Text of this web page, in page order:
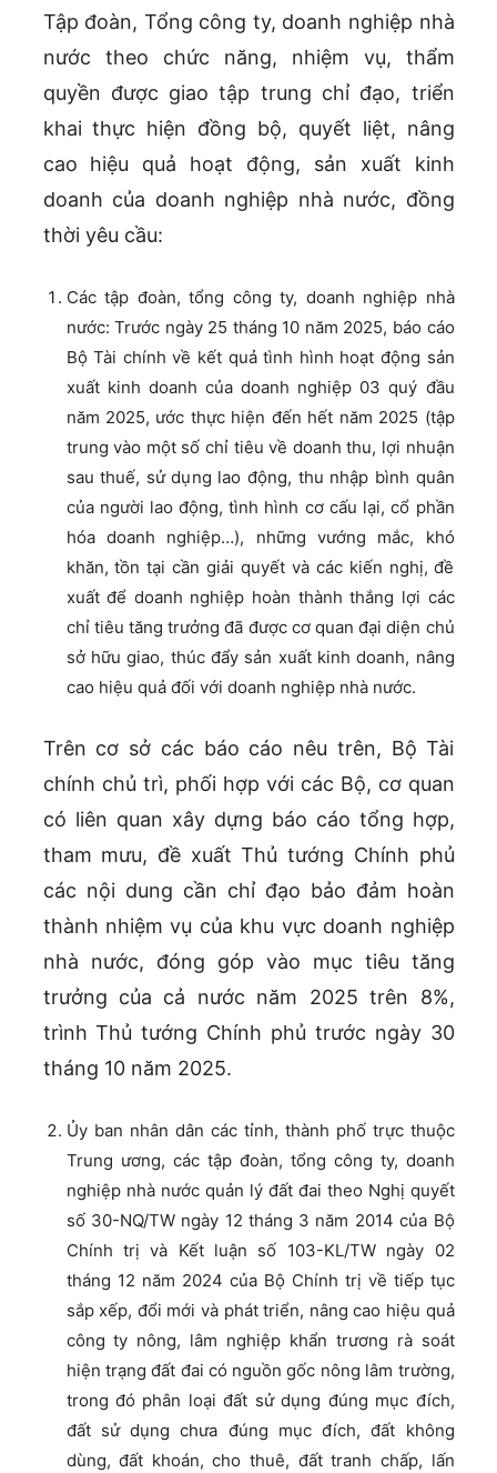
Tập đoàn, Tổng công ty, doanh nghiệp nhà
nước theo chức năng, nhiệm vụ, thẩm
quyền được giao tập trung chỉ đạo, triển
khai thực hiện đồng bộ, quyết liệt, nâng
cao hiệu quả hoạt động, sản xuất kinh
doanh của doanh nghiệp nhà nước, đồng
thời yêu cầu:
Các tập đoàn, tổng công ty, doanh nghiệp nhà
nước: Trước ngày 25 tháng 10 năm 2025, báo cáo
Bộ Tài chính về kết quả tình hình hoạt động sản
xuất kinh doanh của doanh nghiệp 03 quý đầu
năm 2025, ước thực hiện đến hết năm 2025 (tập
trung vào một số chỉ tiêu về doanh thu, lợi nhuận
sau thuế, sử dụng lao động, thu nhập bình quân
của người lao động, tình hình cơ cấu lại, cổ phần
hóa doanh nghiệp…), những vướng mắc, khó
khăn, tồn tại cần giải quyết và các kiến nghị, đề
xuất để doanh nghiệp hoàn thành thắng lợi các
chỉ tiêu tăng trưởng đã được cơ quan đại diện chủ
sở hữu giao, thúc đẩy sản xuất kinh doanh, nâng
cao hiệu quả đối với doanh nghiệp nhà nước.
Trên cơ sở các báo cáo nêu trên, Bộ Tài
chính chủ trì, phối hợp với các Bộ, cơ quan
có liên quan xây dựng báo cáo tổng hợp,
tham mưu, đề xuất Thủ tướng Chính phủ
các nội dung cần chỉ đạo bảo đảm hoàn
thành nhiệm vụ của khu vực doanh nghiệp
nhà nước, đóng góp vào mục tiêu tăng
trưởng của cả nước năm 2025 trên 8%,
trình Thủ tướng Chính phủ trước ngày 30
tháng 10 năm 2025.
Ủy ban nhân dân các tỉnh, thành phố trực thuộc
Trung ương, các tập đoàn, tổng công ty, doanh
nghiệp nhà nước quản lý đất đai theo Nghị quyết
số 30-NQ/TW ngày 12 tháng 3 năm 2014 của Bộ
Chính trị và Kết luận số 103-KL/TW ngày 02
tháng 12 năm 2024 của Bộ Chính trị về tiếp tục
sắp xếp, đổi mới và phát triển, nâng cao hiệu quả
công ty nông, lâm nghiệp khẩn trương rà soát
hiện trạng đất đai có nguồn gốc nông lâm trường,
trong đó phân loại đất sử dụng đúng mục đích,
đất sử dụng chưa đúng mục đích, đất không
dùng, đất khoán, cho thuê, đất tranh chấp, lấn